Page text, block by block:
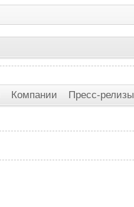
Компании Пресс-релизы